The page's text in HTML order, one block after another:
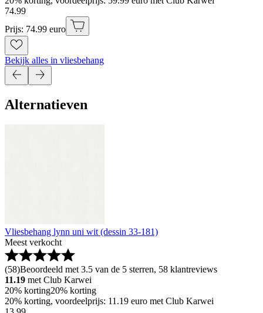
74.99
Prijs: 74.99 euro
Bekijk alles in vliesbehang
Alternatieven
Vliesbehang lynn uni wit (dessin 33-181)
Meest verkocht
(58)Beoordeeld met 3.5 van de 5 sterren, 58 klantreviews
11.19 met Club Karwei
20% korting20% korting
20% korting, voordeelprijs: 11.19 euro met Club Karwei